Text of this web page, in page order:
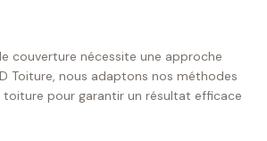
couverture nécessite une approche
Toiture, nous adaptons nos méthodes
pour garantir un résultat efficace